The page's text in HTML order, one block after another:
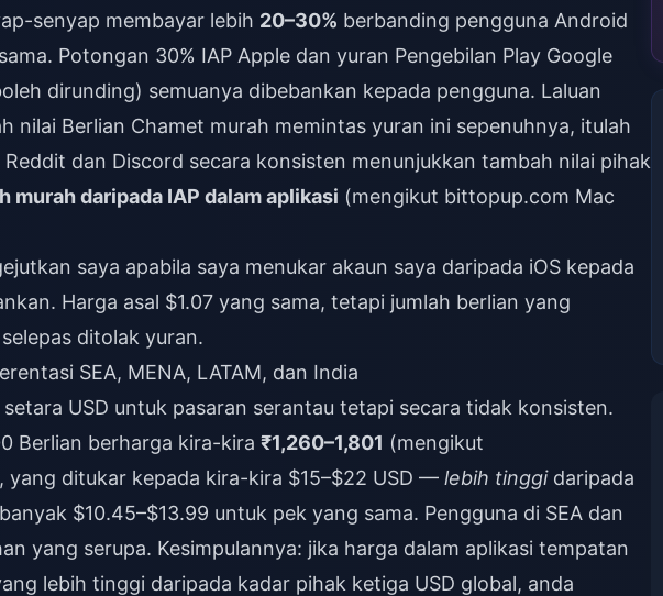
senyap membayar lebih 20–30% berbanding pengguna Android
Potongan 30% IAP Apple dan yuran Pengebilan Play Google
dirunding) semuanya dibebankan kepada pengguna. Laluan
nilai Berlian Chamet murah memintas yuran ini sepenuhnya, itulah
dan Discord secara konsisten menunjukkan tambah nilai pihak
murah daripada IAP dalam aplikasi (mengikut bittopup.com Mac
saya apabila saya menukar akaun saya daripada iOS kepada
Harga asal $1.07 yang sama, tetapi jumlah berlian yang
ditolak yuran.
SEA, MENA, LATAM, dan India
USD untuk pasaran serantau tetapi secara tidak konsisten.
Berlian berharga kira-kira ₹1,260–1,801 (mengikut
ditukar kepada kira-kira $15–$22 USD — lebih tinggidaripada
$10.45–$13.99 untuk pek yang sama. Pengguna di SEA dan
yang serupa. Kesimpulannya: jika harga dalam aplikasi tempatan
lebih tinggi daripada kadar pihak ketiga USD global, anda